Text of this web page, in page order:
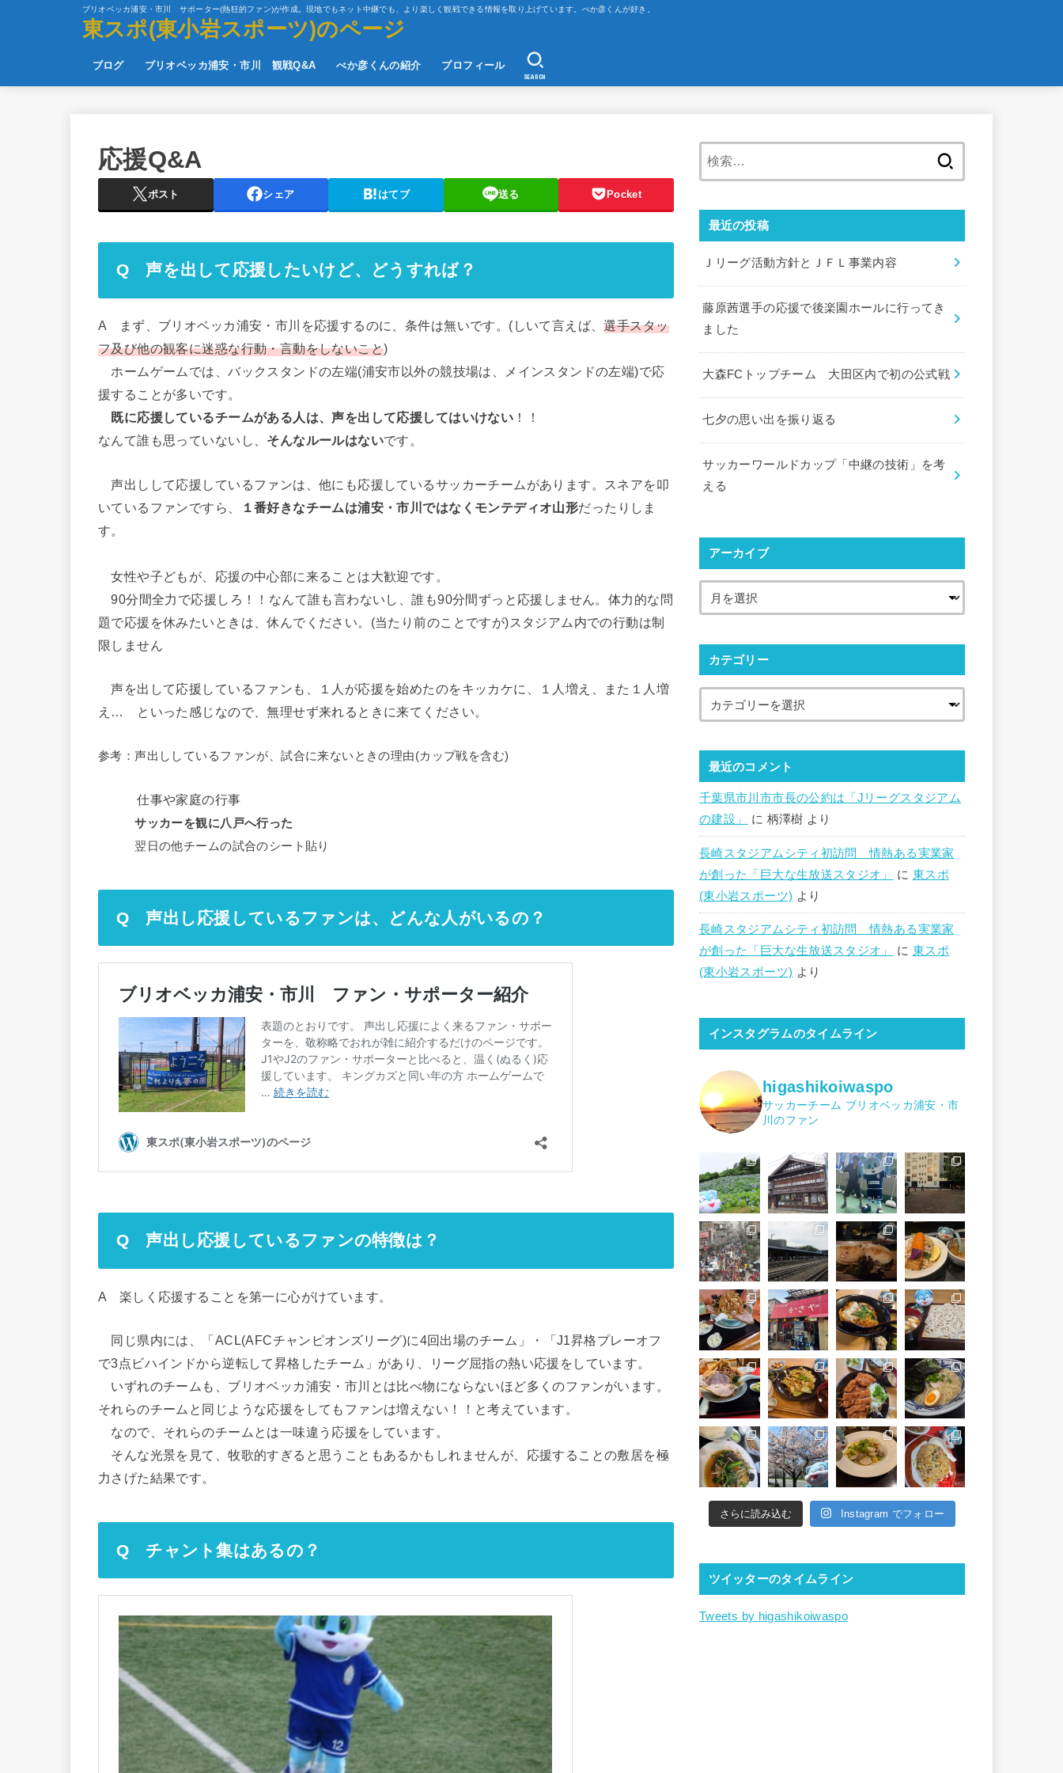
ブリオベッカ浦安・市川 サポーター(熱狂的ファン)が作成。現地でもネット中継でも、より楽しく観戦できる情報を取り上げています。べか彦くんが好き。
東スポ(東小岩スポーツ)のページ
ブログ ブリオベッカ浦安・市川 観戦Q&A べか彦くんの紹介 プロフィール
SEARCH
応援Q&A
ポスト シェア はてブ 送る Pocket
Q 声を出して応援したいけど、どうすれば？
A まず、ブリオベッカ浦安・市川を応援するのに、条件は無いです。(しいて言えば、選手スタッ
フ及び他の観客に迷惑な行動・言動をしないこと)
ホームゲームでは、バックスタンドの左端(浦安市以外の競技場は、メインスタンドの左端)で応
援することが多いです。
既に応援しているチームがある人は、声を出して応援してはいけない ！！
なんて誰も思っていないし、 そんなルールはないです。
声出しして応援しているファンは、他にも応援しているサッカーチームがあります。スネアを叩
いているファンですら、
１番好きなチームは浦安・市川ではなくモンテディオ山形だったりしま
す。
女性や子どもが、応援の中心部に来ることは大歓迎です。
90分間全力で応援しろ！！なんて誰も言わないし、誰も90分間ずっと応援しません。体力的な問
題で応援を休みたいときは、休んでください。(当たり前のことですが)スタジアム内での行動は制
限しません
声を出して応援しているファンも、１人が応援を始めたのをキッカケに、１人増え、また１人増
え… といった感じなので、無理せず来れるときに来てください。
参考：声出ししているファンが、試合に来ないときの理由(カップ戦を含む)
仕事や家庭の行事
サッカーを観に八戸へ行った
翌日の他チームの試合のシート貼り
Q 声出し応援しているファンは、どんな人がいるの？
Q 声出し応援しているファンの特徴は？
A 楽しく応援することを第一に心がけています。
同じ県内には、「ACL(AFCチャンピオンズリーグ)に4回出場のチーム」・「J1昇格プレーオフ
で3点ビハインドから逆転して昇格したチーム」があり、リーグ屈指の熱い応援をしています。
いずれのチームも、ブリオベッカ浦安・市川とは比べ物にならないほど多くのファンがいます。
それらのチームと同じような応援をしてもファンは増えない！！と考えています。
なので、それらのチームとは一味違う応援をしています。
そんな光景を見て、牧歌的すぎると思うこともあるかもしれませんが、応援することの敷居を極
力さげた結果です。
Q チャント集はあるの？
最近の投稿
Ｊリーグ活動方針とＪＦＬ事業内容
藤原茜選手の応援で後楽園ホールに行ってき
ました
大森FCトップチーム 大田区内で初の公式戦
七夕の思い出を振り返る
サッカーワールドカップ「中継の技術」を考
える
アーカイブ
カテゴリー
最近のコメント
千葉県市川市市長の公約は「Jリーグスタジアム
の建設」
に 柄澤樹 より
長崎スタジアムシティ初訪問 情熱ある実業家
が創った「巨大な生放送スタジオ」
に 東スポ
(東小岩スポーツ) より
長崎スタジアムシティ初訪問 情熱ある実業家
が創った「巨大な生放送スタジオ」
に 東スポ
(東小岩スポーツ) より
インスタグラムのタイムライン
higashikoiwaspo
サッカーチーム ブリオベッカ浦安・市
川のファン
さらに読み込む Instagram でフォロー
ツイッターのタイムライン
Tweets by higashikoiwaspo